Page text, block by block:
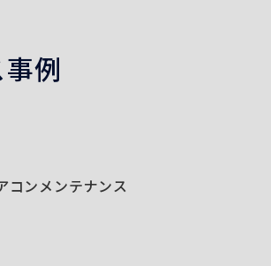
例
コンメンテナンス